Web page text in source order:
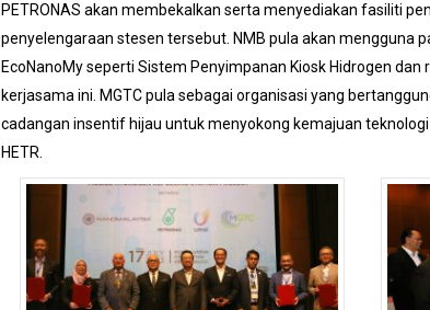
PETRONAS akan membekalkan serta menyediakan fasiliti
penyelengaraan stesen tersebut. NMB pula akan mengguna
EcoNanoMy seperti Sistem Penyimpanan Kiosk Hidrogen
kerjasama ini. MGTC pula sebagai organisasi yang
cadangan insentif hijau untuk menyokong kemajuan
HETR.